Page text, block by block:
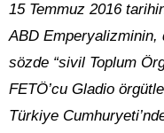
15 Temmuz 2016
ABD Emperyalizminin,
sözde “sivil Toplum
FETÖ’cu Gladio
Türkiye